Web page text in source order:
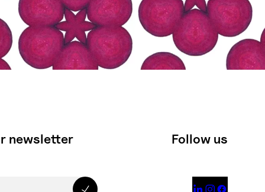
newsletter Follow us
  